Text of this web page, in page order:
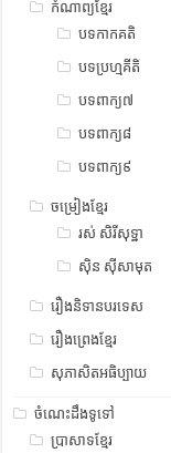
កំណាព្យខ្មែរ
បទកាកគតិ
បទប្រហ្មគីតិ
បទពាក្យ៧
បទពាក្យ៨
បទពាក្យ៩
ចម្រៀងខ្មែរ
រស់ សិរីសុទ្ឋា
ស៊ិន ស៊ីសាមុត
រឿងនិទានបរទេស
រឿងព្រេងខ្មែរ
សុភាសិតអធិប្បាយ
ចំណេះដឹងទូទៅ
ប្រាសាទខ្មែរ